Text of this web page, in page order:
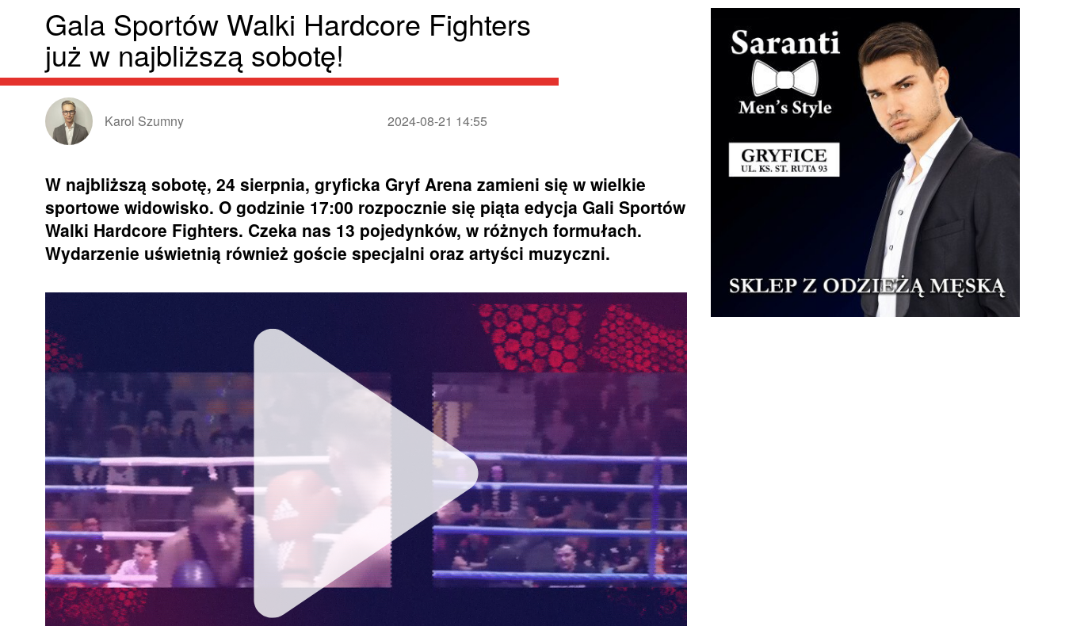
Gala Sportów Walki Hardcore Fighters
już w najbliższą sobotę!
Karol Szumny 2024-08-21 14:55
W najbliższą sobotę, 24 sierpnia, gryficka Gryf Arena zamieni się w wielkie
sportowe widowisko. O godzinie 17:00 rozpocznie się piąta edycja Gali Sportów
Walki Hardcore Fighters. Czeka nas 13 pojedynków, w różnych formułach.
Wydarzenie uświetnią również goście specjalni oraz artyści muzyczni.